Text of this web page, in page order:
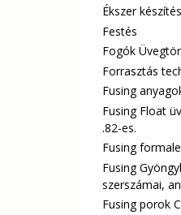
Ékszer készítés
Festés
Fogók
Forrasztás
Fusing
Fusing Float
.82-es.
Fusing
Fusing
szerszámai,
Fusing porok